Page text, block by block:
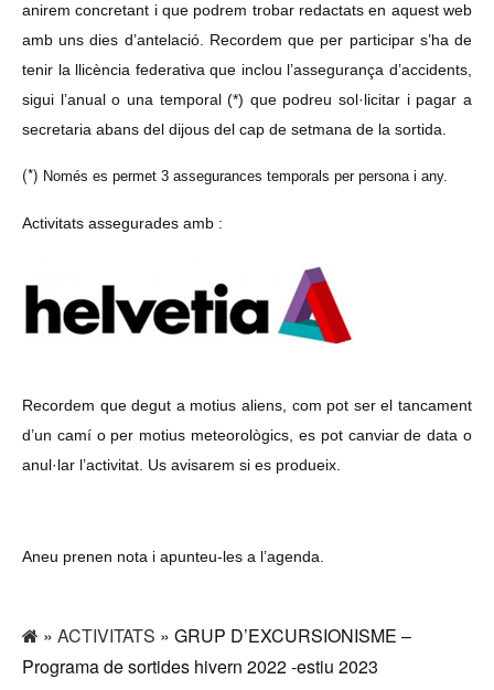
anirem concretant i que podrem trobar redactats en aquest web
amb uns dies d’antelació. Recordem que per participar s’ha de
tenir la llicència federativa que inclou l’assegurança d’accidents,
sigui l’anual o una temporal (*) que podreu sol·licitar i pagar a
secretaria abans del dijous del cap de setmana de la sortida.
(*) Només es permet 3 assegurances temporals per persona i any.
Activitats assegurades amb :
Recordem que degut a motius aliens, com pot ser el tancament
d’un camí o per motius meteorològics, es pot canviar de data o
anul·lar l’activitat. Us avisarem si es produeix.
Aneu prenen nota i apunteu-les a l’agenda.
» ACTIVITATS » GRUP D’EXCURSIONISME –
Programa de sortides hivern 2022 -estiu 2023